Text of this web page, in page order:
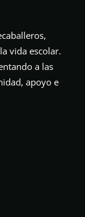
vida escolar.
a las
apoyo e